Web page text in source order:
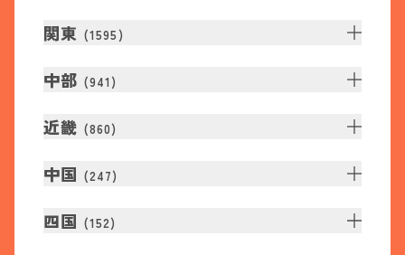
関東 (1595 )
中部 (941 )
近畿 (860)
中国 (247)
四国 (152)